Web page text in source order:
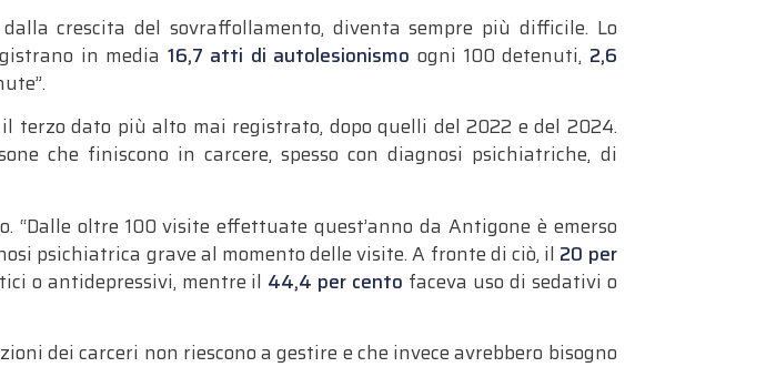
crescita del sovraffollamento, diventa sempre più difficile. Lo
in media 16,7 atti di autolesionismo ogni 100 detenuti, 2,6
dato più alto mai registrato, dopo quelli del 2022 e del 2024.
che finiscono in carcere, spesso con diagnosi psichiatriche, di
oltre 100 visite effettuate quest’anno da Antigone è emerso
psichiatrica grave al momento delle visite. A fronte di ciò, il 20 per
o antidepressivi, mentre il 44,4 per cento faceva uso di sedativi o
dei carceri non riescono a gestire e che invece avrebbero bisogno